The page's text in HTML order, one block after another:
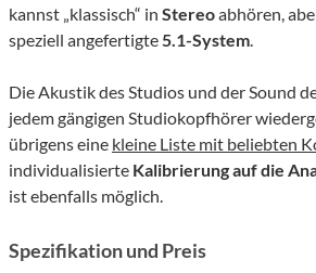
kannst „klassisch“ in Stereoabhören,
speziell angefertigte5.1-System.
Die Akustik des Studios und der Sound
jedem gängigen Studiokopfhörer
übrigens eine kleine Liste mit beliebten
individualisierte Kalibrierung auf die
ist ebenfalls möglich.
Spezifikation und Preis